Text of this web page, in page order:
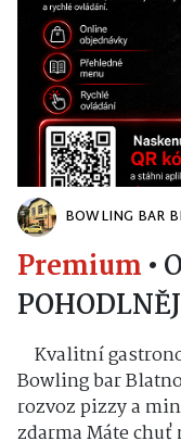
BOWLING BAR
Premium •
Kvalitní
Bowling bar
rozvoz pizzy a
zdarma Máte chuť